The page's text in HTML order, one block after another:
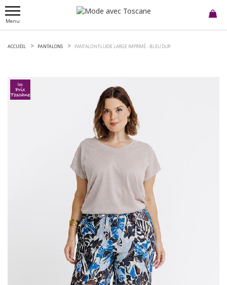
Menu
ACCUEIL PANTALONS PANTALON FLUIDE LARGE IMPRIMÉ - BLEU DUR